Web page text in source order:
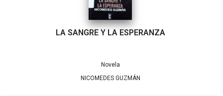
LA SANGRE Y LA ESPERANZA
Novela
NICOMEDES GUZMÁN